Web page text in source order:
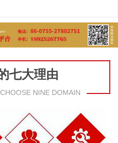
七大理由
NINE DOMAIN